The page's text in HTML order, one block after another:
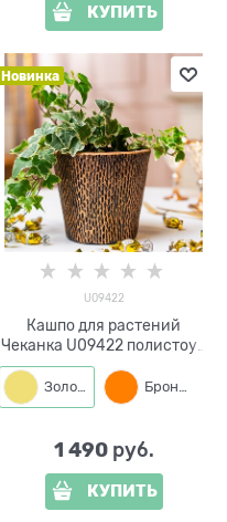
КУПИТЬ
Новинка
U09422
Кашпо для растений
Чеканка U09422 полистоун
высота 15см
Золото Бронза
1 490 руб.
КУПИТЬ